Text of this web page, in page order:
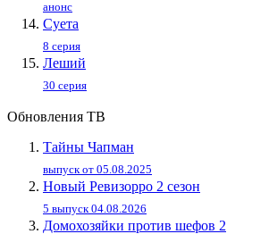
анонс
Суета
8 серия
Леший
30 серия
Обновления ТВ
Тайны Чапман
выпуск от 05.08.2025
Новый Ревизорро 2 сезон
5 выпуск 04.08.2026
Домохозяйки против шефов 2